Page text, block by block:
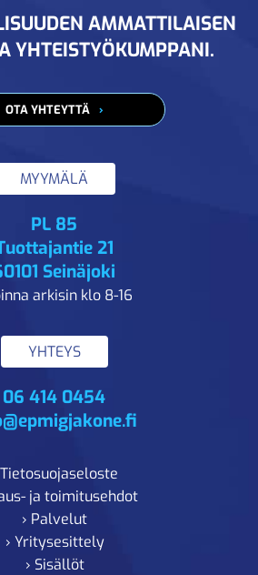
AMMATTILAISEN
YHTEISTYÖKUMPPANI.
OTA YHTEYTTÄ
MYYMÄLÄ
PL 85
21
Seinäjoki
arkisin klo 8-16
YHTEYS
06 414 0454
Tietosuojaseloste
ja toimitusehdot
› Palvelut
› Yritysesittely
› Sisällöt